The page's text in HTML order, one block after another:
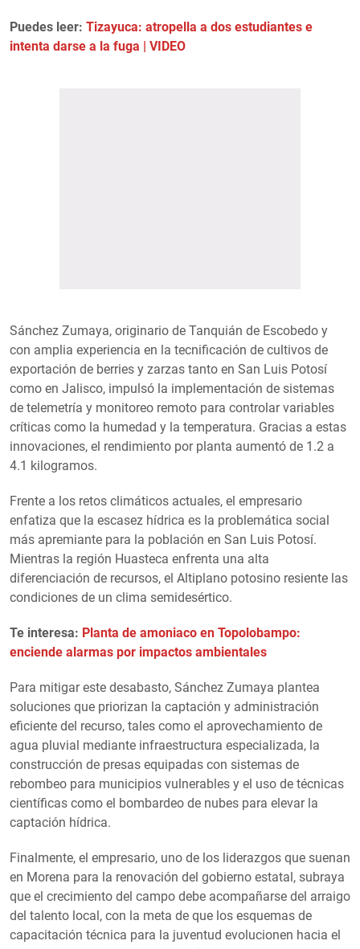
Puedes leer: Tizayuca: atropella a dos estudiantes e
intenta darse a la fuga | VIDEO
Sánchez Zumaya, originario de Tanquián de Escobedo y
con amplia experiencia en la tecnificación de cultivos de
exportación de berries y zarzas tanto en San Luis Potosí
como en Jalisco, impulsó la implementación de sistemas
de telemetría y monitoreo remoto para controlar variables
críticas como la humedad y la temperatura. Gracias a estas
innovaciones, el rendimiento por planta aumentó de 1.2 a
4.1 kilogramos.
Frente a los retos climáticos actuales, el empresario
enfatiza que la escasez hídrica es la problemática social
más apremiante para la población en San Luis Potosí.
Mientras la región Huasteca enfrenta una alta
diferenciación de recursos, el Altiplano potosino resiente las
condiciones de un clima semidesértico.
Te interesa: Planta de amoniaco en Topolobampo:
enciende alarmas por impactos ambientales
Para mitigar este desabasto, Sánchez Zumaya plantea
soluciones que priorizan la captación y administración
eficiente del recurso, tales como el aprovechamiento de
agua pluvial mediante infraestructura especializada, la
construcción de presas equipadas con sistemas de
rebombeo para municipios vulnerables y el uso de técnicas
científicas como el bombardeo de nubes para elevar la
captación hídrica.
Finalmente, el empresario, uno de los liderazgos que suenan
en Morena para la renovación del gobierno estatal, subraya
que el crecimiento del campo debe acompañarse del arraigo
del talento local, con la meta de que los esquemas de
capacitación técnica para la juventud evolucionen hacia el